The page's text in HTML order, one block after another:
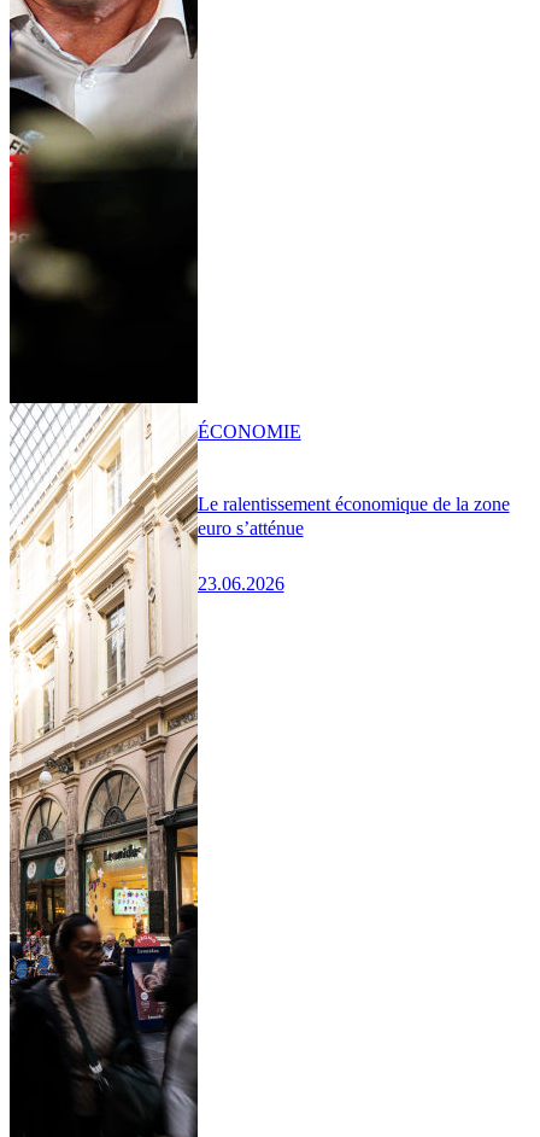
Le ralentissement économique de la zone
euro s’atténue
23.06.2026
ÉCONOMIE